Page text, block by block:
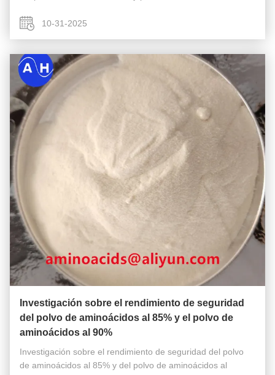
M Zubiao Estado: Riego ...
10-31-2025
Investigación sobre el rendimiento de seguridad
del polvo de aminoácidos al 85% y el polvo de
aminoácidos al 90%
Investigación sobre el rendimiento de seguridad del polvo
de aminoácidos al 85% y del polvo de aminoácidos al